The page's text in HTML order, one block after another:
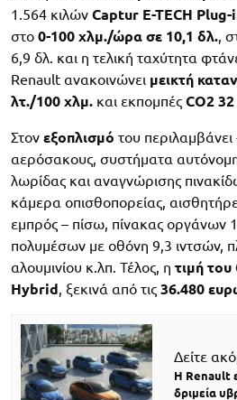
1.564 κιλών Captur E-TECH
στο 0-100 χλμ./ώρα σε 10,1 δλ.,
6,9 δλ. και η τελική ταχύτητα
Renault ανακοινώνει μεικτή
λτ./100 χλμ. και εκπομπές CO2
Στον εξοπλισμό του
αερόσακους, συστήματα
λωρίδας και αναγνώρισης
κάμερα οπισθοπορείας,
εμπρός – πίσω, πίνακας οργάνων
πολυμέσων με οθόνη 9,3 ιντσών,
αλουμινίου κ.λπ. Τέλος, η τιμή
Hybrid, ξεκινά από τις 36.480
Δείτε
Η Renault
δριμεία